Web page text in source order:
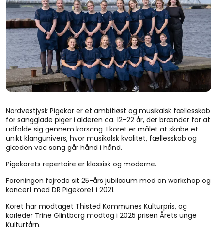
Nordvestjysk Pigekor er et ambitiøst og musikalsk fællesskab
for sangglade piger i alderen ca. 12-22 år, der brænder for at
udfolde sig gennem korsang. I koret er målet at skabe et
unikt klangunivers, hvor musikalsk kvalitet, fællesskab og
glæden ved sang går hånd i hånd.
Pigekorets repertoire er klassisk og moderne.
Foreningen fejrede sit 25-års jubilæum med en workshop og
koncert med DR Pigekoret i 2021.
Koret har modtaget Thisted Kommunes Kulturpris, og
korleder Trine Glintborg modtog i 2025 prisen Årets unge
Kulturtårn.